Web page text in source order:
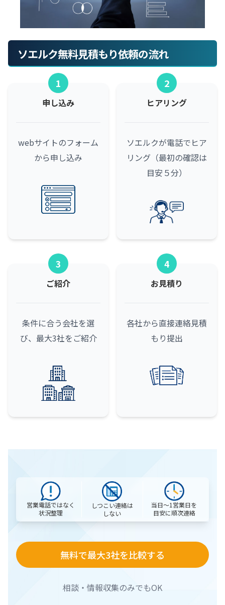
ソエルク無料見積もり依頼の流れ
1
申し込み
webサイトのフォーム
から申し込み
2
ヒアリング
ソエルクが電話でヒア
リング（最初の確認は
目安５分）
3
ご紹介
条件に合う会社を選
び、最大3社をご紹介
4
お見積り
各社から直接連絡見積
もり提出
営業電話ではなく
状況整理
しつこい連絡は
しない
当日〜1営業日を
目安に順次連絡
無料で最大3社を比較する
相談・情報収集のみでもOK